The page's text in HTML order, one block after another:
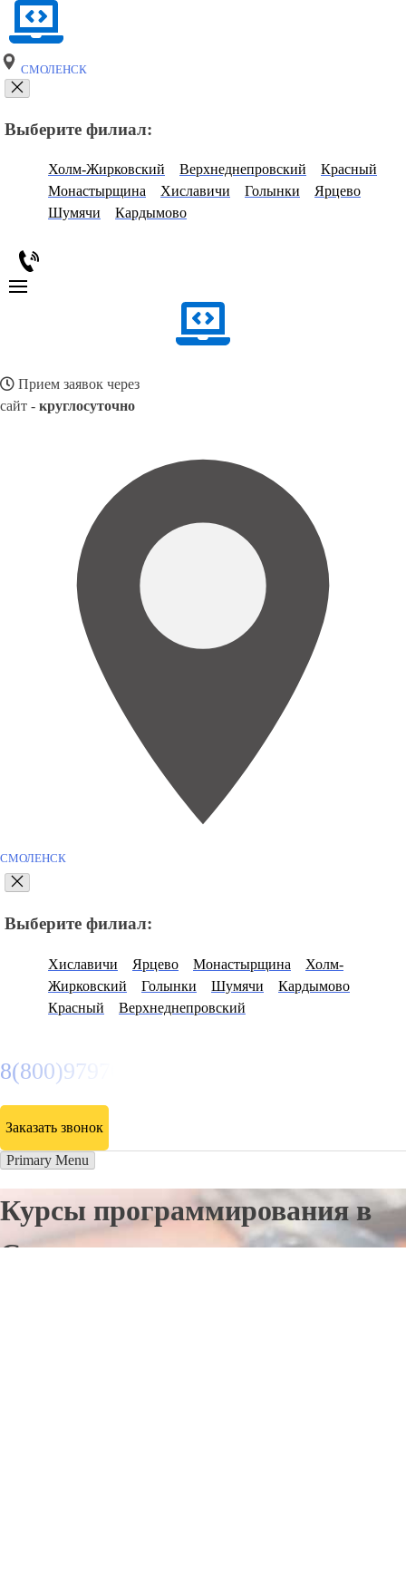
СМОЛЕНСК
Выберите филиал:
Холм-Жирковский Верхнеднепровский
Красный
Монастырщина
Хиславичи Голынки
Ярцево
Шумячи
Кардымово
Прием заявок через
сайт - круглосуточно
СМОЛЕНСК
Выберите филиал:
Хиславичи Ярцево Монастырщина
Холм-
Жирковский
Голынки Шумячи
Кардымово
Красный
Верхнеднепровский
8(800)9797043
Заказать звонок
Primary Menu
Курсы программирования в
Смоленске